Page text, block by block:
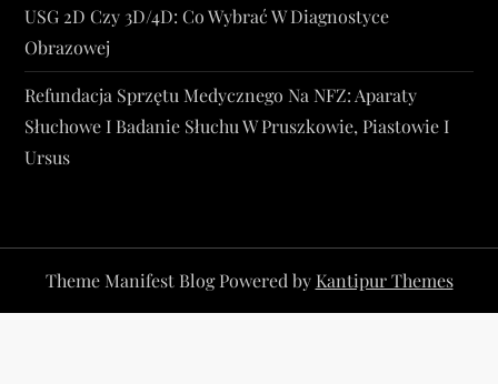
USG 2D Czy 3D/4D: Co Wybrać W Diagnostyce
Obrazowej
Refundacja Sprzętu Medycznego Na NFZ: Aparaty
Słuchowe I Badanie Słuchu W Pruszkowie, Piastowie I
Ursus
Theme Manifest Blog Powered by Kantipur Themes